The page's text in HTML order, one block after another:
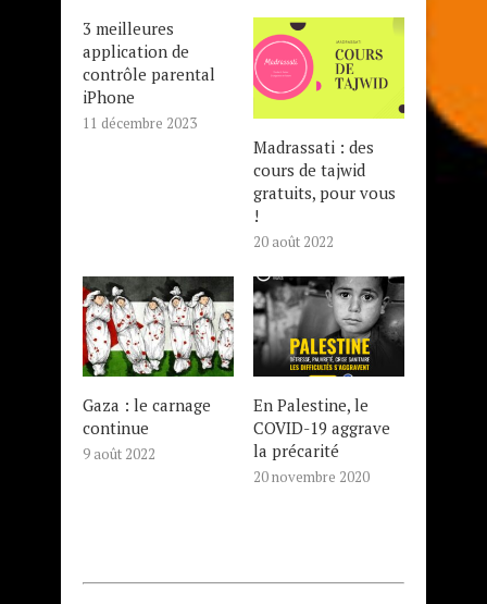
3 meilleures
application de
contrôle parental
iPhone
11 décembre 2023
Madrassati : des
cours de tajwid
gratuits, pour vous
!
20 août 2022
Gaza : le carnage
continue
9 août 2022
En Palestine, le
COVID-19 aggrave
la précarité
20 novembre 2020